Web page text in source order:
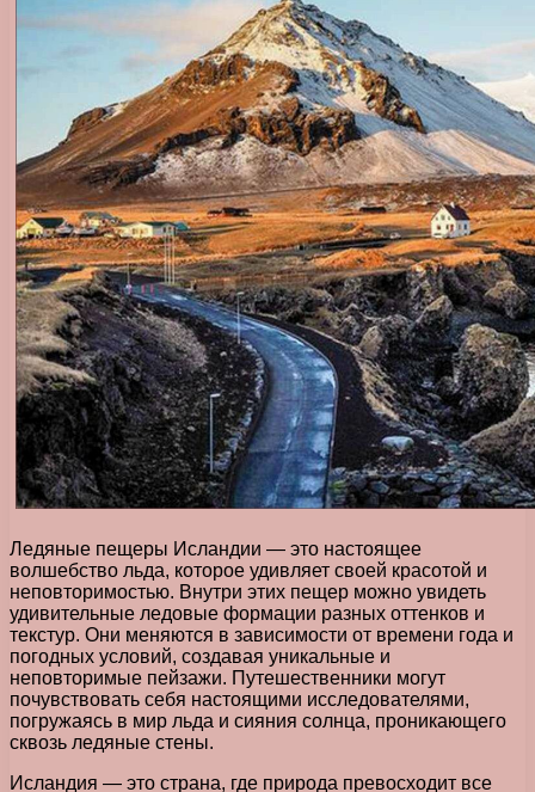
Ледяные пещеры Исландии — это настоящее
волшебство льда, которое удивляет своей красотой и
неповторимостью. Внутри этих пещер можно увидеть
удивительные ледовые формации разных оттенков и
текстур. Они меняются в зависимости от времени года и
погодных условий, создавая уникальные и
неповторимые пейзажи. Путешественники могут
почувствовать себя настоящими исследователями,
погружаясь в мир льда и сияния солнца, проникающего
сквозь ледяные стены.
Исландия — это страна, где природа превосходит все